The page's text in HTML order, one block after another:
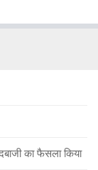
का फैसला किया